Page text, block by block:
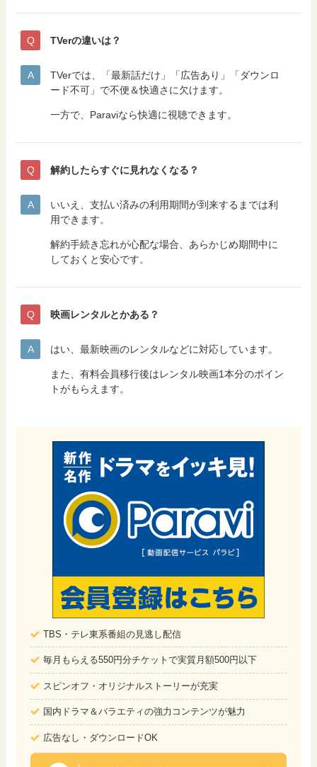
TVerの違いは？
TVerでは、「最新話だけ」「広告あり」「ダウンロ
ード不可」で不便＆快適さに欠けます。
一方で、Paraviなら快適に視聴できます。
解約したらすぐに見れなくなる？
いいえ、支払い済みの利用期間が到来するまでは利
用できます。
解約手続き忘れが心配な場合、あらかじめ期間中に
しておくと安心です。
映画レンタルとかある？
はい、最新映画のレンタルなどに対応しています。
また、有料会員移行後はレンタル映画1本分のポイン
トがもらえます。
TBS・テレ東系番組の見逃し配信
毎月もらえる550円分チケットで実質月額500円以下
スピンオフ・オリジナルストーリーが充実
国内ドラマ＆バラエティの強力コンテンツが魅力
広告なし・ダウンロードOK